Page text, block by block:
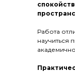
Работа
научиться